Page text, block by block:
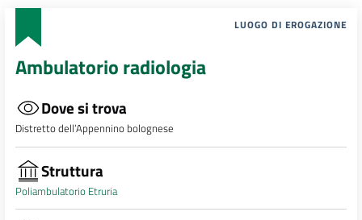
LUOGO DI EROGAZIONE
Ambulatorio radiologia
Dove si trova
Distretto dell’Appennino bolognese
Struttura
Poliambulatorio Etruria